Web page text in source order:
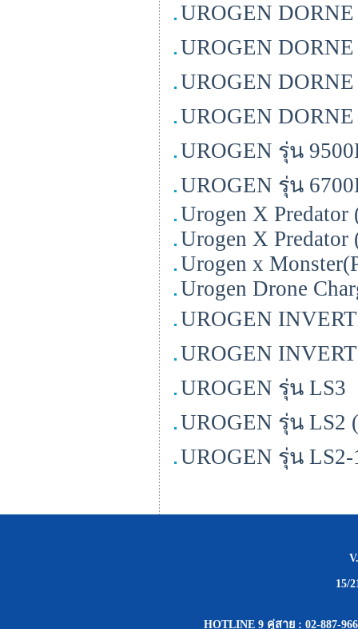
UROGEN
UROGEN
UROGEN
UROGEN
UROGEN รุ่น
UROGEN รุ่น
Urogen X Predator
Urogen X Predator
Urogen x
Urogen Drone
UROGEN
UROGEN
UROGEN รุ่น LS3
UROGEN รุ่น LS2
UROGEN รุ่น
15/
HOTLINE 9 คู่สาย : 02-887-